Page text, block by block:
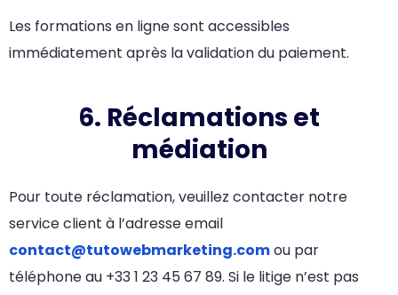
Les formations en ligne sont accessibles
immédiatement après la validation du paiement.
6. Réclamations et
médiation
Pour toute réclamation, veuillez contacter notre
service client à l’adresse email
contact@tutowebmarketing.comou par
téléphone au +33 1 23 45 67 89. Si le litige n’est pas